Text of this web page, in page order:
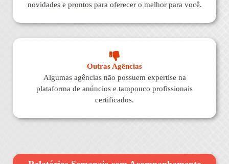
novidades e prontos para oferecer o melhor para você.
Outras Agências
Algumas agências não possuem expertise na
plataforma de anúncios e tampouco profissionais
certificados.